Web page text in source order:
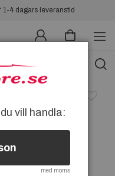
1-4 dagars leveranstid
vill handla:
med moms